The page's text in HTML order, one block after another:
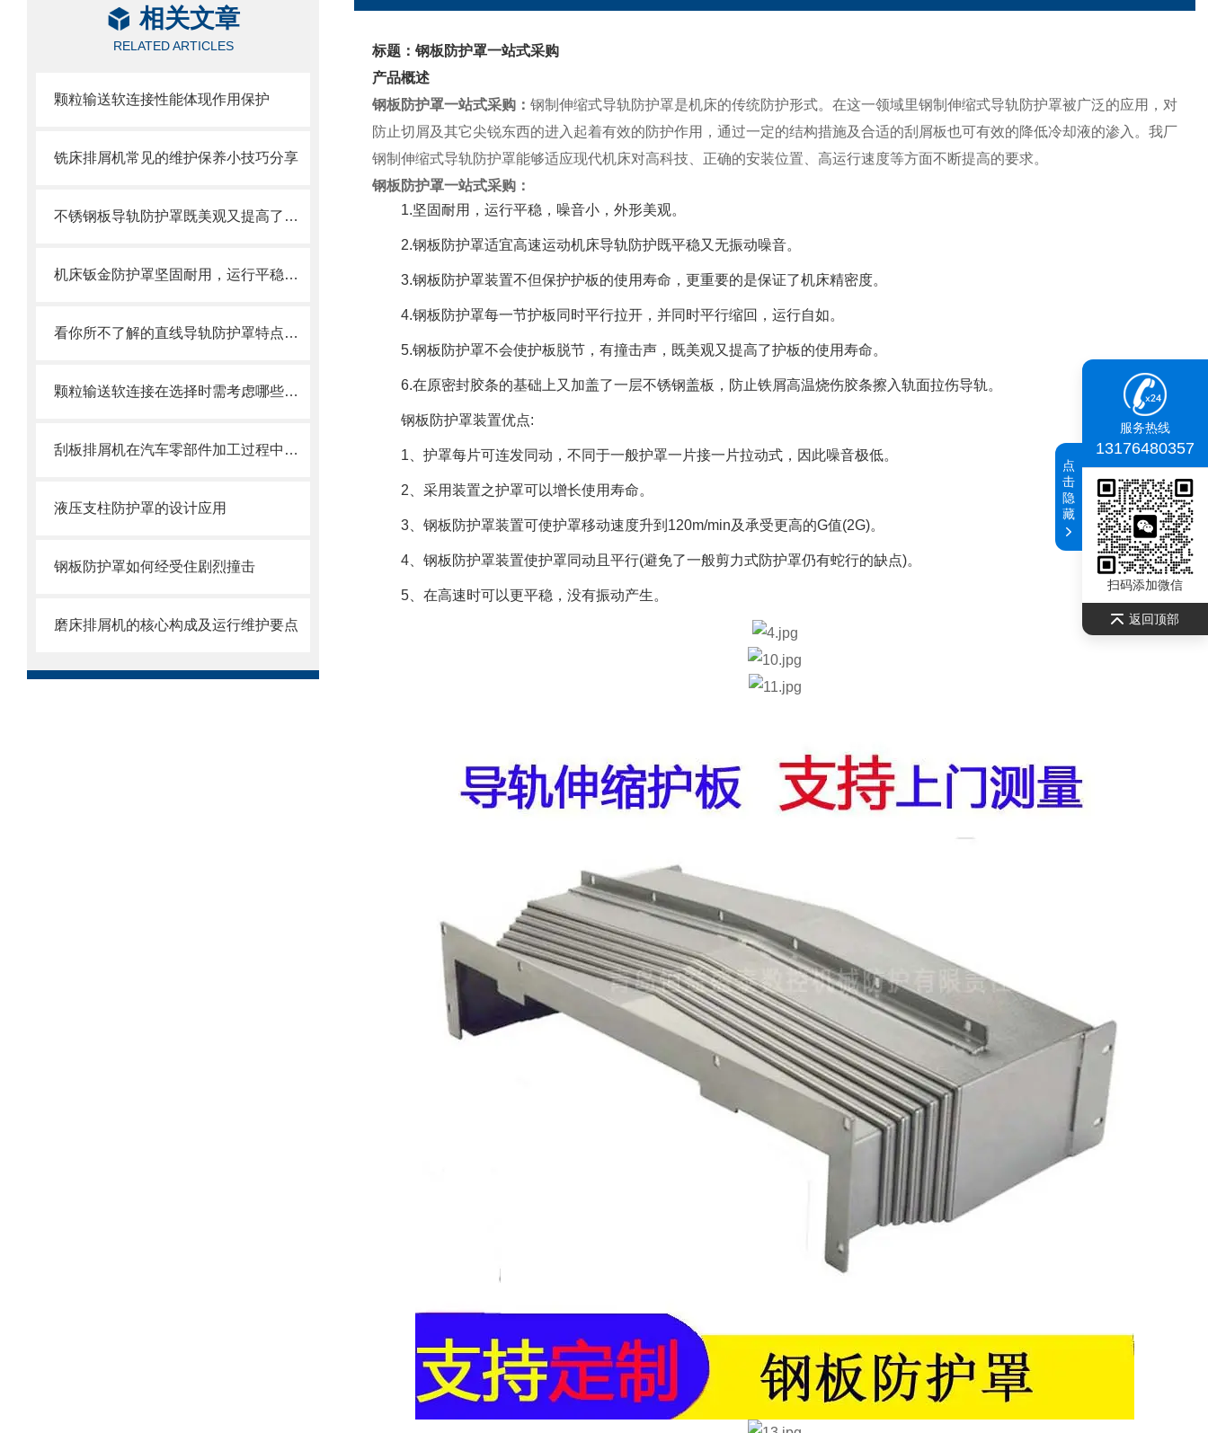
相关文章
RELATED ARTICLES
颗粒输送软连接性能体现作用保护
铣床排屑机常见的维护保养小技巧分享
不锈钢板导轨防护罩既美观又提高了护板的使用寿命
机床钣金防护罩坚固耐用，运行平稳，噪音小
看你所不了解的直线导轨防护罩特点介绍
颗粒输送软连接在选择时需考虑哪些因素？
刮板排屑机在汽车零部件加工过程中的作用
液压支柱防护罩的设计应用
钢板防护罩如何经受住剧烈撞击
磨床排屑机的核心构成及运行维护要点
标题：钢板防护罩一站式采购
产品概述
钢板防护罩一站式采购 ： 钢制伸缩式导轨防护罩是机床的传统防护形式。在这一领域里钢制伸缩式导轨防护罩被广泛的应用，对
防止切屑及其它尖锐东西的进入起着有效的防护作用，通过一定的结构措施及合适的刮屑板也可有效的降低冷却液的渗入。我厂
钢制伸缩式导轨防护罩能够适应现代机床对高科技、正确的安装位置、高运行速度等方面不断提高的要求。
钢板防护罩一站式采购 ：
1.坚固耐用，运行平稳，噪音小，外形美观。
2.钢板防护罩适宜高速运动机床导轨防护既平稳又无振动噪音。
3.钢板防护罩装置不但保护护板的使用寿命，更重要的是保证了机床精密度。
4.钢板防护罩每一节护板同时平行拉开，并同时平行缩回，运行自如。
5.钢板防护罩不会使护板脱节，有撞击声，既美观又提高了护板的使用寿命。
6.在原密封胶条的基础上又加盖了一层不锈钢盖板，防止铁屑高温烧伤胶条擦入轨面拉伤导轨。
钢板防护罩装置优点:
1、护罩每片可连发同动，不同于一般护罩一片接一片拉动式，因此噪音极低。
2、采用装置之护罩可以增长使用寿命。
3、钢板防护罩装置可使护罩移动速度升到120m/min及承受更高的G值(2G)。
4、钢板防护罩装置使护罩同动且平行(避免了一般剪力式防护罩仍有蛇行的缺点)。
5、在高速时可以更平稳，没有振动产生。
服务热线
13176480357
扫码添加微信
返回顶部
点
击
隐
藏